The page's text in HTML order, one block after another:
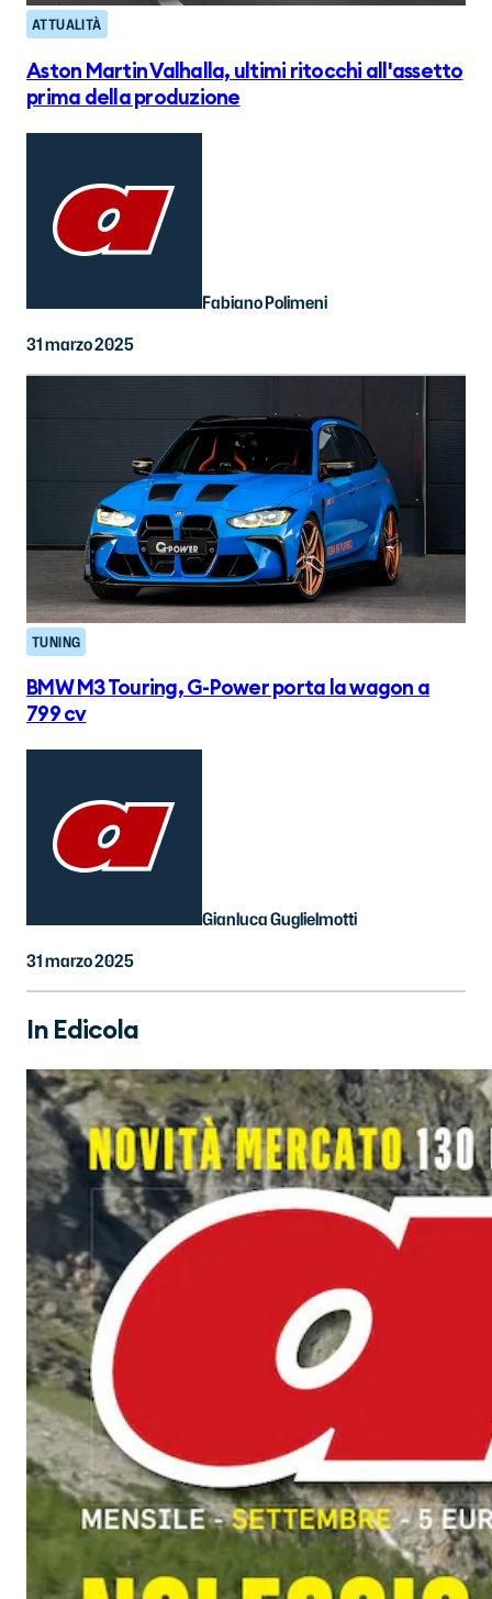
ATTUALITÀ
Aston Martin Valhalla, ultimi ritocchi all'assetto
prima della produzione
Fabiano Polimeni
31 marzo 2025
TUNING
BMW M3 Touring, G-Power porta la wagon a
799 cv
Gianluca Guglielmotti
31 marzo 2025
In Edicola